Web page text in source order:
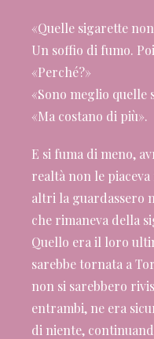
«Quelle sigarette
Un soffio di fumo.
«Perché?»
«Sono meglio quelle
«Ma costano di più».
E si fuma di meno,
realtà non le
altri la guardassero
che rimaneva della
Quello era il loro
sarebbe tornata a
non si sarebbero
entrambi, ne era
di niente,